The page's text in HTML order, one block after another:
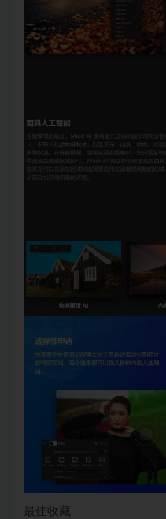
最佳收藏